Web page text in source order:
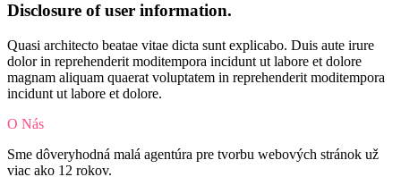
Disclosure of user information.
Quasi architecto beatae vitae dicta sunt explicabo. Duis aute irure
dolor in reprehenderit moditempora incidunt ut labore et dolore
magnam aliquam quaerat voluptatem in reprehenderit moditempora
incidunt ut labore et dolore.
O Nás
Sme dôveryhodná malá agentúra pre tvorbu webových stránok už
viac ako 12 rokov.